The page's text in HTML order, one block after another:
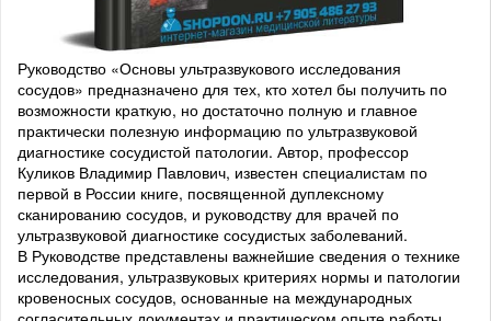
Руководство «Основы ультразвукового исследования
сосудов» предназначено для тех, кто хотел бы получить по
возможности краткую, но достаточно полную и главное
практически полезную информацию по ультразвуковой
диагностике сосудистой патологии. Автор, профессор
Куликов Владимир Павлович, известен специалистам по
первой в России книге, посвященной дуплексному
сканированию сосудов, и руководству для врачей по
ультразвуковой диагностике сосудистых заболеваний.
В Руководстве представлены важнейшие сведения о технике
исследования, ультразвуковых критериях нормы и патологии
кровеносных сосудов, основанные на международных